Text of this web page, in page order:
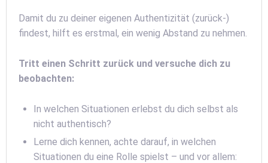
Damit du zu deiner eigenen Authentizität (zurück-)
findest, hilft es erstmal, ein wenig Abstand zu nehmen.
Tritt einen Schritt zurück und versuche dich zu
beobachten:
In welchen Situationen erlebst du dich selbst als
nicht authentisch?
Lerne dich kennen, achte darauf, in welchen
Situationen du eine Rolle spielst – und vor allem: